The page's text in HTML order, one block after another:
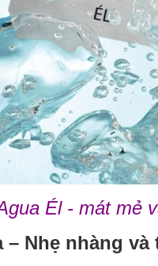
Él - mát mẻ
– Nhẹ nhàng và